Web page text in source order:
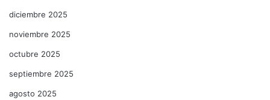
diciembre 2025
noviembre 2025
octubre 2025
septiembre 2025
agosto 2025